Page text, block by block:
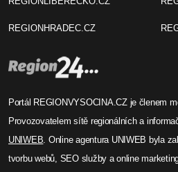
REGIONHRADEC.CZ
Portál REGIONVYSOCINA.CZ je členem
Provozovatelem sítě regionálních a
UNIWEB . Online agentura UNIWEB byla
tvorbu webů, SEO služby a online